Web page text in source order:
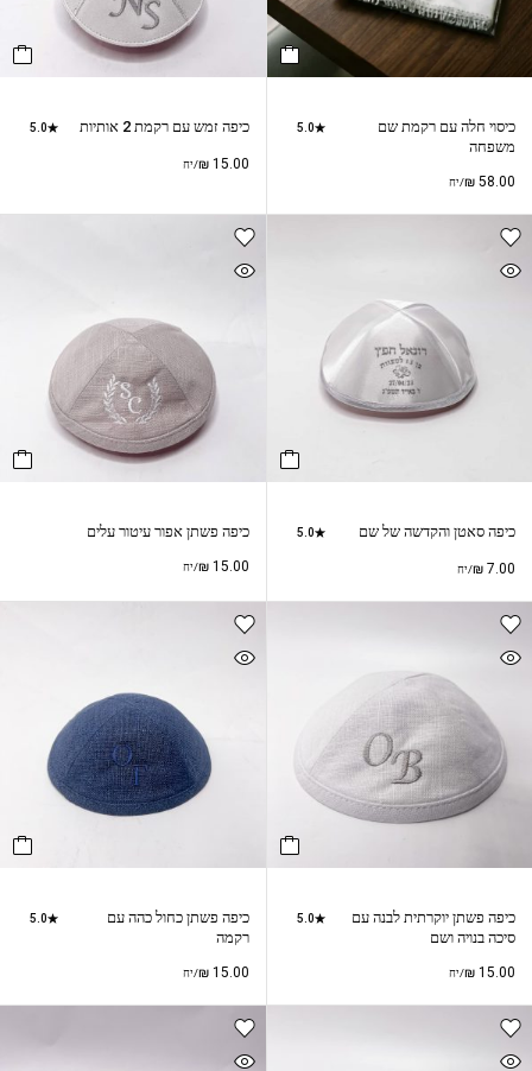
כיסוי חלה עם רקמת שם
משפחה
5.0
₪ 58.00 /יח
כיפה זמש עם רקמת 2 אותיות 5.0
₪15.00 /יח
כיפה סאטן והקדשה של שם 5.0
₪ 7.00 /יח
כיפה פשתן אפור עיטור עלים
₪15.00 /יח
כיפה פשתן יוקרתית לבנה עם
סיכה בנויה ושם
5.0
₪ 15.00 /יח
כיפה פשתן כחול כהה עם
רקמה
5.0
₪15.00 /יח